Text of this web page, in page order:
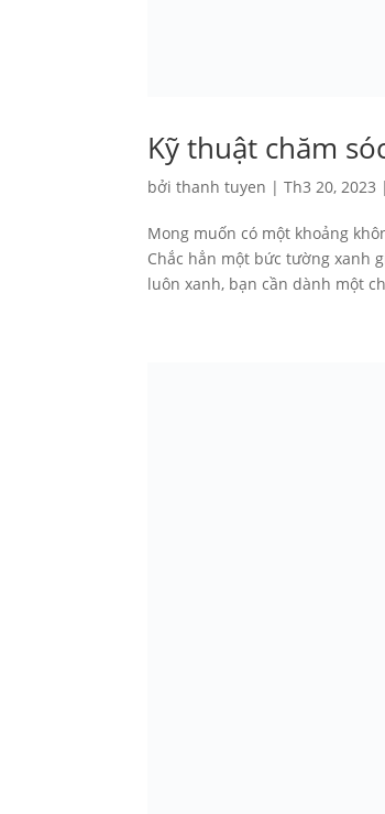
Kỹ thuật chăm
bởithanh tuyen |Th3 20, 2023 |
Mong muốn có một khoảng
Chắc hẳn một bức tường xanh
luôn xanh, bạn cần dành một